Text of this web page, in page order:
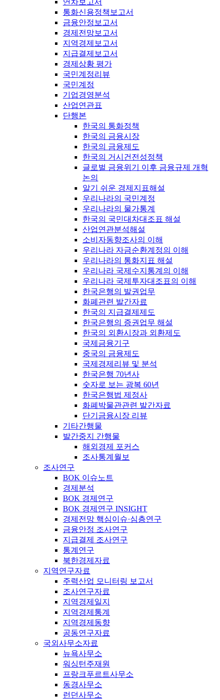
연차보고서
통화신용정책보고서
금융안정보고서
경제전망보고서
지역경제보고서
지급결제보고서
경제상황 평가
국민계정리뷰
국민계정
기업경영분석
산업연관표
단행본
한국의 통화정책
한국의 금융시장
한국의 금융제도
한국의 거시건전성정책
글로벌 금융위기 이후 금융규제 개혁
논의
알기 쉬운 경제지표해설
우리나라의 국민계정
우리나라의 물가통계
한국의 국민대차대조표 해설
산업연관분석해설
소비자동향조사의 이해
우리나라 자금순환계정의 이해
우리나라의 통화지표 해설
우리나라 국제수지통계의 이해
우리나라 국제투자대조표의 이해
한국은행의 발권업무
화폐관련 발간자료
한국의 지급결제제도
한국은행의 증권업무 해설
한국의 외환시장과 외환제도
국제금융기구
중국의 금융제도
국제경제리뷰 및 분석
한국은행 70년사
숫자로 보는 광복 60년
한국은행법 제정사
화폐박물관관련 발간자료
단기금융시장 리뷰
기타간행물
발간중지 간행물
해외경제 포커스
조사통계월보
조사연구
BOK 이슈노트
경제분석
BOK 경제연구
BOK 경제연구 INSIGHT
경제전망 핵심이슈·심층연구
금융안정 조사연구
지급결제 조사연구
통계연구
북한경제자료
지역연구자료
주력산업 모니터링 보고서
조사연구자료
지역경제일지
지역경제통계
지역경제동향
공동연구자료
국외사무소자료
뉴욕사무소
워싱턴주재원
프랑크푸르트사무소
동경사무소
런던사무소